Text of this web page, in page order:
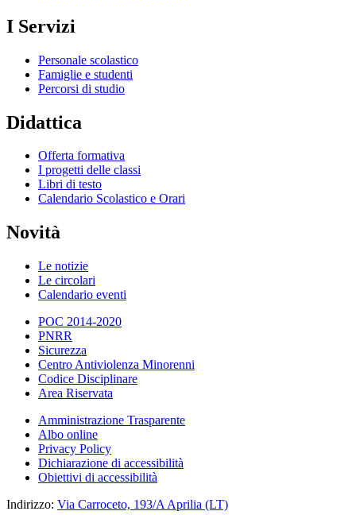
I Servizi
Personale scolastico
Famiglie e studenti
Percorsi di studio
Didattica
Offerta formativa
I progetti delle classi
Libri di testo
Calendario Scolastico e Orari
Novità
Le notizie
Le circolari
Calendario eventi
POC 2014-2020
PNRR
Sicurezza
Centro Antiviolenza Minorenni
Codice Disciplinare
Area Riservata
Amministrazione Trasparente
Albo online
Privacy Policy
Dichiarazione di accessibilità
Obiettivi di accessibilità
Indirizzo: Via Carroceto, 193/A Aprilia (LT)